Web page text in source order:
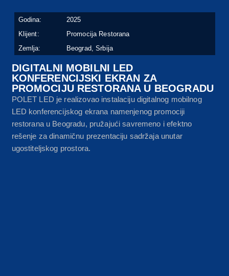
Godina:
2025
Klijent:
Promocija Restorana
Zemlja:
Beograd, Srbija
DIGITALNI MOBILNI LED
KONFERENCIJSKI EKRAN ZA
PROMOCIJU RESTORANA U BEOGRADU
POLET LED je realizovao instalaciju digitalnog mobilnog
LED konferencijskog ekrana namenjenog promociji
restorana u Beogradu, pružajući savremeno i efektno
rešenje za dinamičnu prezentaciju sadržaja unutar
ugostiteljskog prostora.